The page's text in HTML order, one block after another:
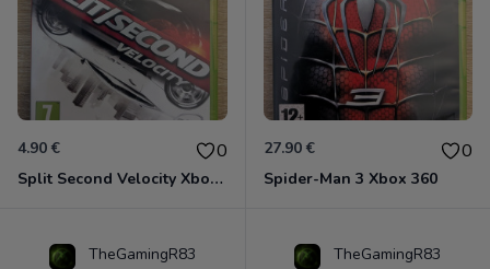
4.90 € 0
Split Second Velocity Xbox 360
27.90 € 0
Spider-Man 3 Xbox 360
TheGamingR83 TheGamingR83